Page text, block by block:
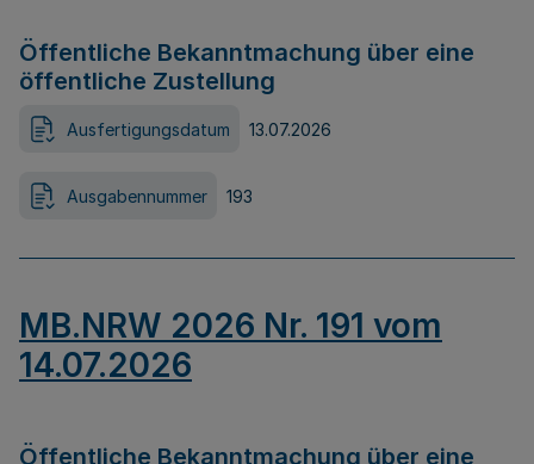
Öffentliche Bekanntmachung über eine
öffentliche Zustellung
Ausfertigungsdatum 13.07.2026
Ausgabennummer 193
MB.NRW 2026 Nr. 191 vom
14.07.2026
Öffentliche Bekanntmachung über eine